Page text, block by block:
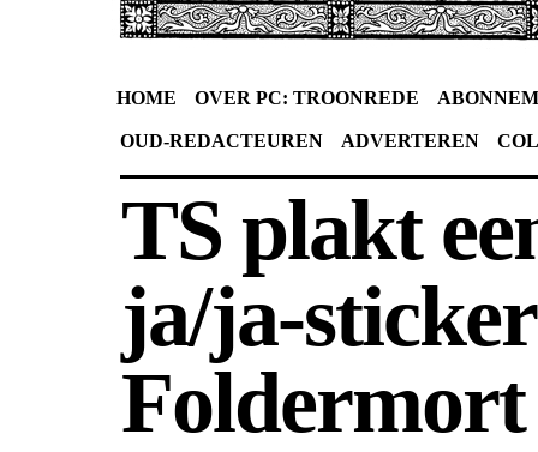
HOME OVER PC: TROONREDE
OUD-REDACTEUREN ADVERTEREN
TS plakt
ja/ja-
Foldermort